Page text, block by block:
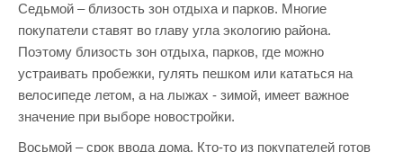
Седьмой – близость зон отдыха и парков. Многие
покупатели ставят во главу угла экологию района.
Поэтому близость зон отдыха, парков, где можно
устраивать пробежки, гулять пешком или кататься на
велосипеде летом, а на лыжах - зимой, имеет важное
значение при выборе новостройки.
Восьмой – срок ввода дома. Кто-то из покупателей готов